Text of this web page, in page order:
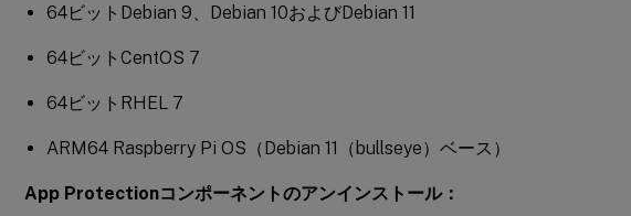
64ビットDebian 9、Debian 10およびDebian 11
64ビットCentOS 7
64ビットRHEL 7
ARM64 Raspberry Pi OS（Debian 11（bullseye）ベース）
App Protectionコンポーネントのアンインストール：